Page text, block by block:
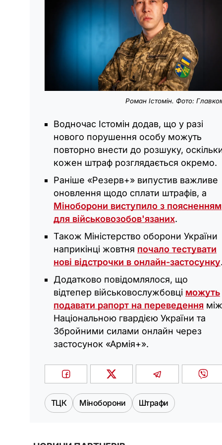
Роман Істомін. Фото:
Водночас Істомін додав, що у разі
нового порушення особу можуть
повторно внести до розшуку,
кожен штраф розглядається окремо.
Раніше «Резерв+» випустив важливе
оновлення щодо сплати штрафів, а
Міноборони виступило з поясненням
для військовозобов'язаних.
Також Міністерство оборони України
наприкінці жовтня почало тестувати
нові відстрочки в онлайн-застосунку
Додатково повідомлялося, що
відтепер військовослужбовці можуть
подавати рапорт на переведення між
Національною гвардією України та
Збройними силами онлайн через
застосунок «Армія+».
ТЦК Міноборони Штрафи